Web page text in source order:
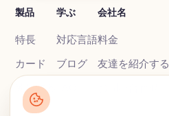
製品
特長
カード
練習する
学ぶ
対応言語
ブログ
会社名
料金
友達を紹介する